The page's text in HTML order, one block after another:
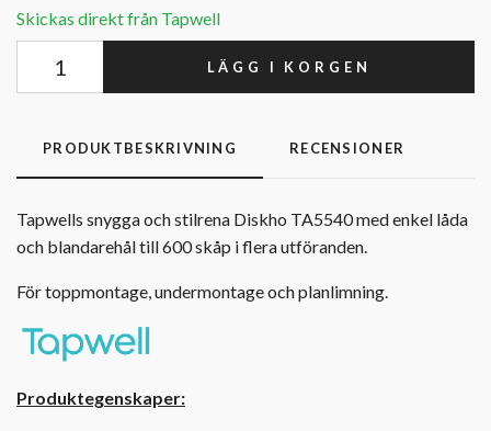
Skickas direkt från Tapwell
LÄGG I KORGEN
PRODUKTBESKRIVNING RECENSIONER
Tapwells snygga och stilrena Diskho TA5540 med enkel låda
och blandarehål till 600 skåp i flera utföranden.
För toppmontage, undermontage och planlimning.
Produktegenskaper: